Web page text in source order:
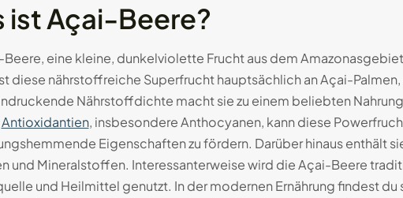
ist Açai-Beere?
eine kleine, dunkelviolette Frucht aus dem
diese nährstoffreiche Superfrucht hauptsächlich an Açai-
Nährstoffdichte macht sie zu einem beliebten
Antioxidantien, insbesondere Anthocyanen, kann diese
Eigenschaften zu fördern. Darüber hinaus enthält
und Mineralstoffen. Interessanterweise wird die Açai-Beere
und Heilmittel genutzt. In der modernen Ernährung findest